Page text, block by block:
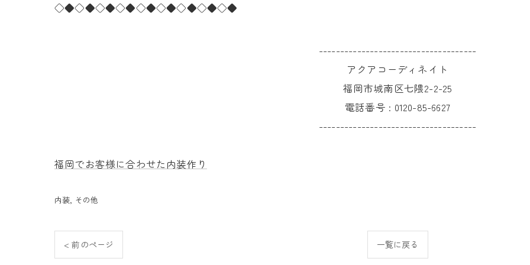
◇◆◇◆◇◆◇◆◇◆◇◆◇◆◇◆◇◆
-------------------------------------
アクアコーディネイト
福岡市城南区七隈2-2-25
電話番号 : 0120-85-6627
-------------------------------------
福岡でお客様に合わせた内装作り
内装 その他
< 前のページ 一覧に戻る